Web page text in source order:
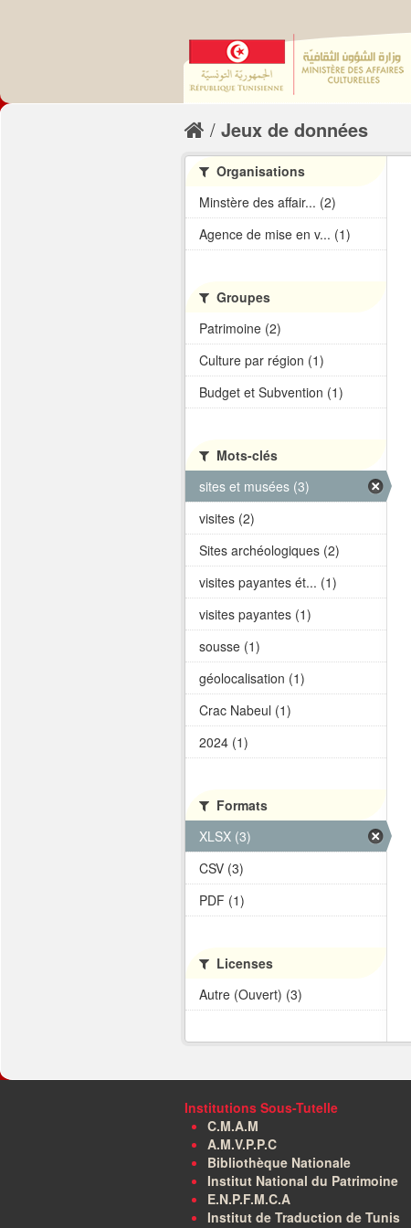
Jeux de données
Organisations
Minstère des affair... (2)
Agence de mise en v... (1)
Groupes
Patrimoine (2)
Culture par région (1)
Budget et Subvention (1)
Mots-clés
sites et musées (3)
visites (2)
Sites archéologiques (2)
visites payantes ét... (1)
visites payantes (1)
sousse (1)
géolocalisation (1)
Crac Nabeul (1)
2024 (1)
Formats
XLSX (3)
CSV (3)
PDF (1)
Licenses
Autre (Ouvert) (3)
Institutions Sous-Tutelle
C.M.A.M
A.M.V.P.P.C
Bibliothèque Nationale
Institut National du Patrimoine
E.N.P.F.M.C.A
Institut de Traduction de Tunis